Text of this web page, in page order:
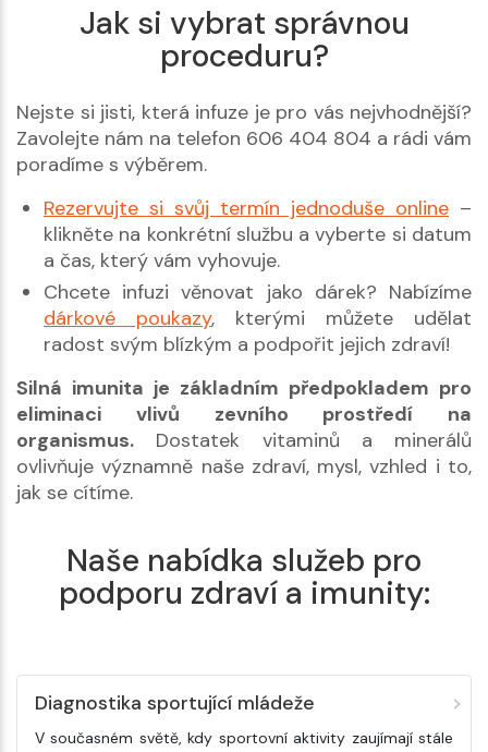
Jak si vybrat správnou
proceduru?
Nejste si jisti, která infuze je pro vás nejvhodnější?
Zavolejte nám na telefon 606 404 804 a rádi vám
poradíme s výběrem.
Rezervujte si svůj termín jednoduše online –
klikněte na konkrétní službu a vyberte si datum
a čas, který vám vyhovuje.
Chcete infuzi věnovat jako dárek? Nabízíme
dárkové poukazy, kterými můžete udělat
radost svým blízkým a podpořit jejich zdraví!
Silná imunita je základním předpokladem pro
eliminaci vlivů zevního prostředí na
organismus. Dostatek vitaminů a minerálů
ovlivňuje významně naše zdraví, mysl, vzhled i to,
jak se cítíme.
Naše nabídka služeb pro
podporu zdraví a imunity:
Diagnostika sportující mládeže
V současném světě, kdy sportovní aktivity zaujímají stále